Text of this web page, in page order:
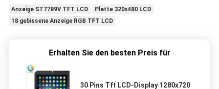
Anzeige ST7789V TFT LCD
Platte 320x480 LCD
18 gebissene Anzeige RGB TFT LCD
Erhalten Sie den besten Preis für
30 Pins Tft LCD-Display 1280x720